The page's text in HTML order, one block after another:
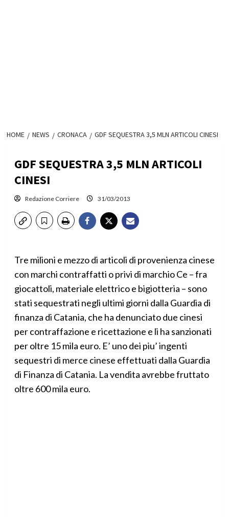
HOME NEWS CRONACA GDF SEQUESTRA 3,5 MLN ARTICOLI CINESI
GDF SEQUESTRA 3,5 MLN ARTICOLI
CINESI
Redazione Corriere 31/03/2013
Tre milioni e mezzo di articoli di provenienza cinese
con marchi contraffatti o privi di marchio Ce – fra
giocattoli, materiale elettrico e bigiotteria – sono
stati sequestrati negli ultimi giorni dalla Guardia di
finanza di Catania, che ha denunciato due cinesi
per contraffazione e ricettazione e li ha sanzionati
per oltre 15 mila euro. E’ uno dei piu’ ingenti
sequestri di merce cinese effettuati dalla Guardia
di Finanza di Catania. La vendita avrebbe fruttato
oltre 600 mila euro.